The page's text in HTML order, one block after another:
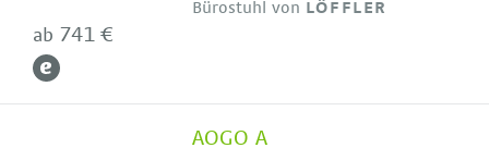
Bürostuhl von LÖFFLER
ab 741 €
AOGO A